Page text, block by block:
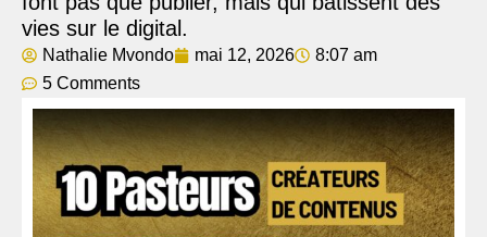
vies sur le digital.
Nathalie Mvondo mai 12, 2026
8:07 am
5 Comments